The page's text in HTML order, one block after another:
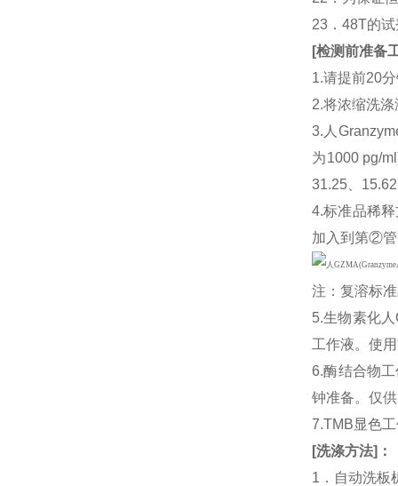
23．48T的
[检测前准备
1.请提前20
2.将浓缩洗
3.人
为1000 pg/
31.25、
4.标准品稀
加入到第②
注：复溶标
5.生物素化
工作液。使
6.酶结合物
钟准备。仅
7.TMB显色
[洗涤方法] ：
1．自动洗板